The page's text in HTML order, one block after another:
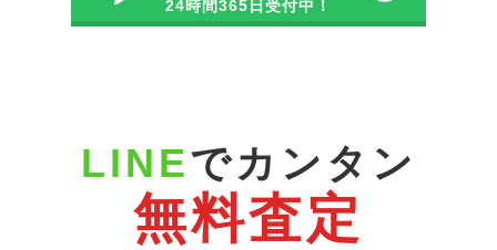
24時間365日受付中！
LINEでカンタン
無料査定